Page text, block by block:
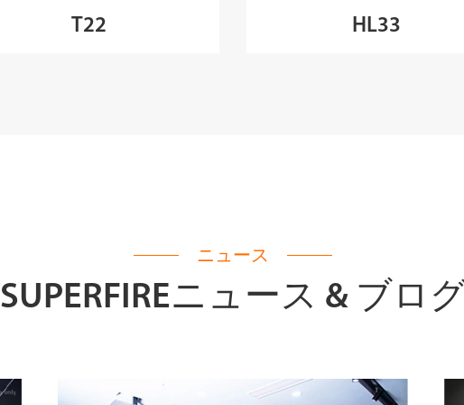
T22 HL33
ニュース
SUPERFIREニュース & ブログ